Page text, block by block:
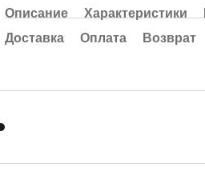
Описание Характеристики
Доставка
Оплата Возврат